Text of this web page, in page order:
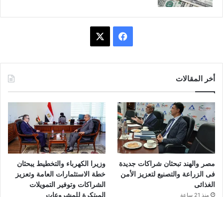
و
ك
أخر المقالات
مصر والهند تبحثان شراكات جديدة
فى الزراعة والتصنيع لتعزيز الأمن
الغذائى
منذ 21 ساعة
وزيرا الكهرباء والتخطيط يبحثان
خطة الاستثمارات العامة وتعزيز
الشراكات وتوفير التمويلات
المبتكرة للمشروعات